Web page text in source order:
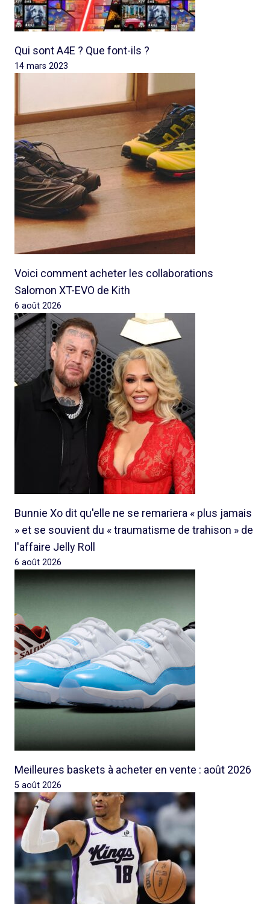
Qui sont A4E ? Que font-ils ?
14 mars 2023
Voici comment acheter les collaborations
Salomon XT-EVO de Kith
6 août 2026
Bunnie Xo dit qu'elle ne se remariera « plus jamais
» et se souvient du « traumatisme de trahison » de
l'affaire Jelly Roll
6 août 2026
Meilleures baskets à acheter en vente : août 2026
5 août 2026